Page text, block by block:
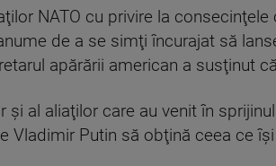
NATO cu privire la
de a se simţi încurajat să
apărării american a susţinut
şi al aliaţilor care au venit în
Vladimir Putin să obţină ceea ce